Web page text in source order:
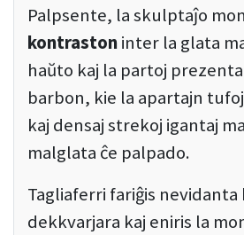
Palpsente, la skulptaĵo
kontrastoninter la glata
haŭto kaj la partoj
barbon, kie la apartajn
kaj densaj strekoj igantaj
malglata ĉe palpado.
Tagliaferri fariĝis nevidanta
dekkvarjara kaj eniris la